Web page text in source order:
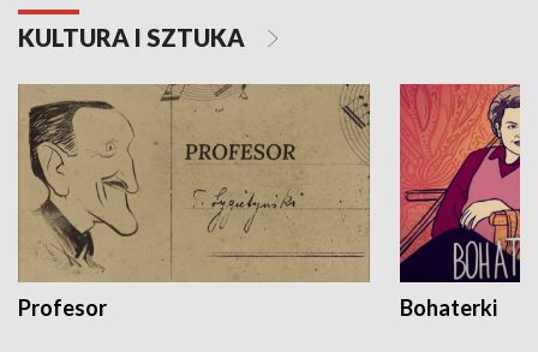
KULTURA I SZTUKA
Profesor Bohaterki